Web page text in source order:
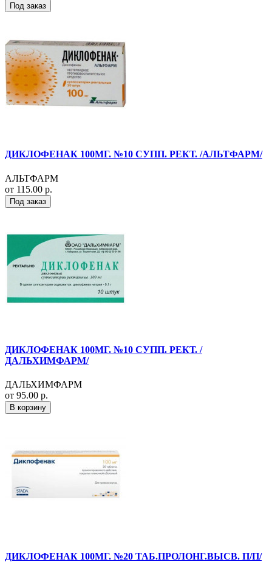
Под заказ
ДИКЛОФЕНАК 100МГ. №10 СУПП. РЕКТ. /АЛЬТФАРМ/
АЛЬТФАРМ
от 115.00 р.
Под заказ
ДИКЛОФЕНАК 100МГ. №10 СУПП. РЕКТ. /
ДАЛЬХИМФАРМ/
ДАЛЬХИМФАРМ
от 95.00 р.
В корзину
ДИКЛОФЕНАК 100МГ. №20 ТАБ.ПРОЛОНГ.ВЫСВ. П/П/